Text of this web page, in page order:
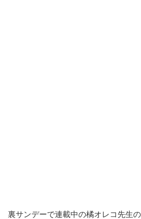
裏サンデーで連載中の橘オレコ先生